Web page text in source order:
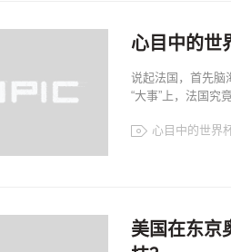
心目中的世
说起法国，首先脑
“大事”上，法国究
心目中的世界
美国在东京